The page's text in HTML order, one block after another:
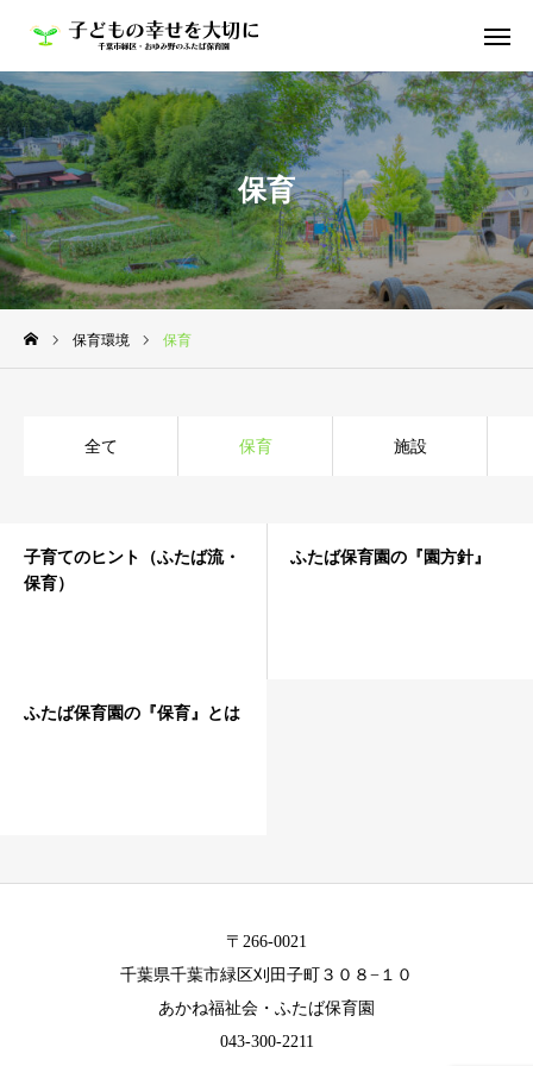
保育
保育環境 保育
全て 保育 施設
子育てのヒント（ふたば流・
保育）
ふたば保育園の『園方針』
ふたば保育園の『保育』とは
〒266-0021
千葉県千葉市緑区刈田子町３０８−１０
あかね福祉会・ふたば保育園
043-300-2211
HOME
お知らせ
ふたば保育園の魅力
よくある質問｜FAQ
採用について
よつば保育園